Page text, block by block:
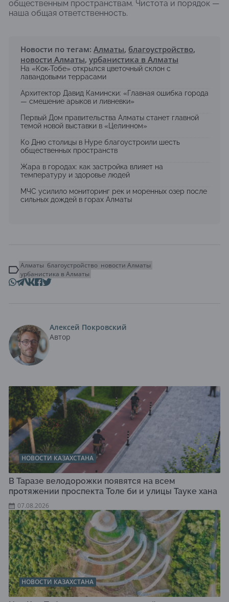
общественным пространствам. Чистота и порядок —
наша общая ответственность.
Новости по тегам: Алматы, благоустройство,
новости Алматы, урбанистика в Алматы
На «Кок-Тобе» открылся цветочный склон с
лавандовыми террасами
Архитектор Давид Камински: «Главная ошибка города
— смешение арыков и ливневки»
Первый Дом правительства Алматы станет главной
темой новой выставки в «Целинном»
Ко Дню столицы в Нуре благоустроили шесть
общественных пространств
Жара в городах: как застройка влияет на
температуру и здоровье людей
МЧС усилило мониторинг рек и моренных озер после
сильных дождей в горах Алматы
Алматы благоустройство новости Алматы
урбанистика в Алматы
Алексей Покровский
Автор
НОВОСТИ КАЗАХСТАНА
В Таразе велодорожки появятся на всем
протяжении проспекта Толе би и улицы Тауке хана
07.08.2026
НОВОСТИ КАЗАХСТАНА